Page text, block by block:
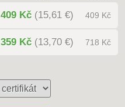
409 Kč (15,61 €) 409 Kč
359 Kč (13,70 €) 718 Kč